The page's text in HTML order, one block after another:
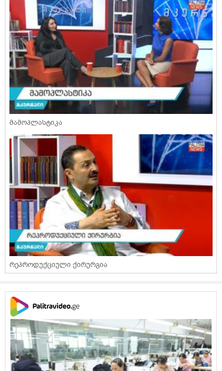
მამოპლასტიკა
რეპროდუქციული ქირურგია